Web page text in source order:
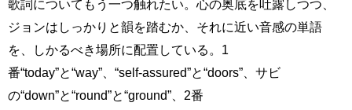
歌詞についてもう一つ触れたい。心の奥底を吐露しつつ、
ジョンはしっかりと韻を踏むか、それに近い音感の単語
を、しかるべき場所に配置している。1
番“today”と“way”、“self-assured”と“doors”、サビ
の“down”と“round”と“ground”、2番